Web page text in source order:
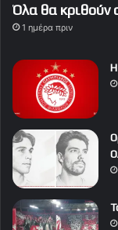
Όλα θα κριθούν
1 ημέρα πριν